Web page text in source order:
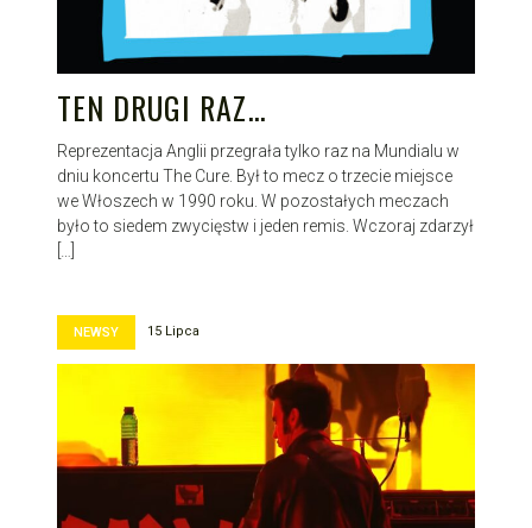
TEN DRUGI RAZ…
Reprezentacja Anglii przegrała tylko raz na Mundialu w
dniu koncertu The Cure. Był to mecz o trzecie miejsce
we Włoszech w 1990 roku. W pozostałych meczach
było to siedem zwycięstw i jeden remis. Wczoraj zdarzył
NEWSY 15 Lipca